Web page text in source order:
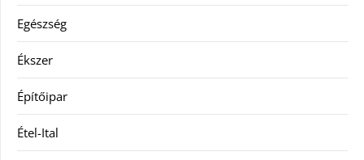
Egészség
Ékszer
Építőipar
Étel-Ital